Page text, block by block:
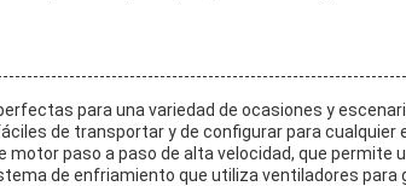
para una variedad de ocasiones y
de transportar y de configurar para cualquier
motor paso a paso de alta velocidad, que permite
de enfriamiento que utiliza ventiladores